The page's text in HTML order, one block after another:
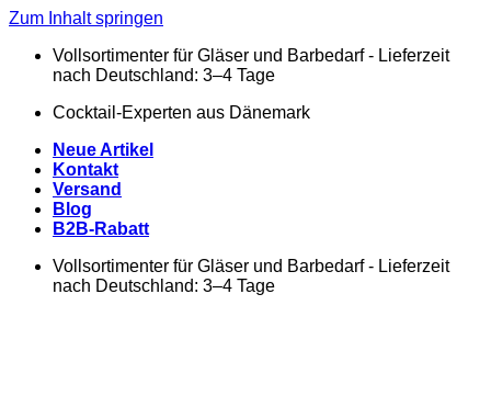
Zum Inhalt springen
Vollsortimenter für Gläser und Barbedarf - Lieferzeit
nach Deutschland: 3–4 Tage
Cocktail-Experten aus Dänemark
Neue Artikel
Kontakt
Versand
Blog
B2B-Rabatt
Vollsortimenter für Gläser und Barbedarf - Lieferzeit
nach Deutschland: 3–4 Tage